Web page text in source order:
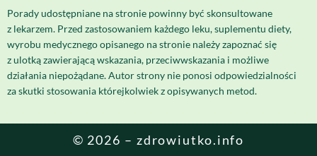
Porady udostępniane na stronie powinny być skonsultowane
z lekarzem. Przed zastosowaniem każdego leku, suplementu diety,
wyrobu medycznego opisanego na stronie należy zapoznać się
z ulotką zawierającą wskazania, przeciwwskazania i możliwe
działania niepożądane. Autor strony nie ponosi odpowiedzialności
za skutki stosowania którejkolwiek z opisywanych metod.
© 2026 – zdrowiutko.info